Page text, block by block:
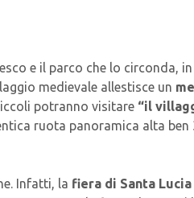
e il parco che lo circonda,
medievale allestisce un
potranno visitare “il
ruota panoramica alta ben
Infatti, la fiera di Santa Lucia